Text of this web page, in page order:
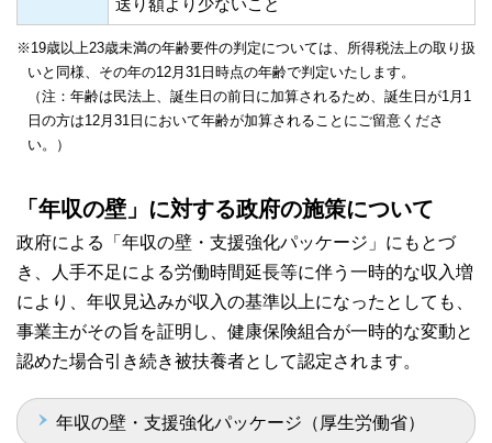
※19歳以上23歳未満の年齢要件の判定については、所得税法上の取り扱
いと同様、その年の12月31日時点の年齢で判定いたします。
（注：年齢は民法上、誕生日の前日に加算されるため、誕生日が1月1
日の方は12月31日において年齢が加算されることにご留意くださ
い。）
「年収の壁」に対する政府の施策について
政府による「年収の壁・支援強化パッケージ」にもとづ
き、人手不足による労働時間延長等に伴う一時的な収入増
により、年収見込みが収入の基準以上になったとしても、
事業主がその旨を証明し、健康保険組合が一時的な変動と
認めた場合引き続き被扶養者として認定されます。
年収の壁・支援強化パッケージ（厚生労働省）